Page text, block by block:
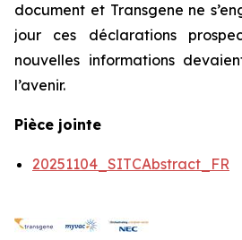
document et Transgene ne
jour ces déclarations
nouvelles informations
l’avenir.
Pièce jointe
20251104_SITCAbstract_FR